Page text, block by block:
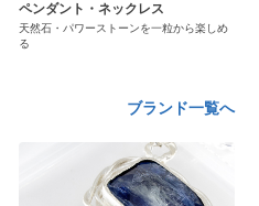
ペンダント・ネックレス
天然石・パワーストーンを一粒から楽しめ
る
ブランド一覧へ